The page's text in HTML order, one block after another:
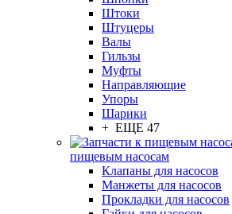
Штоки
Штуцеры
Валы
Гильзы
Муфты
Направляющие
Упоры
Шарики
+ ЕЩЕ 47
пищевым насосам
Клапаны для насосов
Манжеты для насосов
Прокладки для насосов